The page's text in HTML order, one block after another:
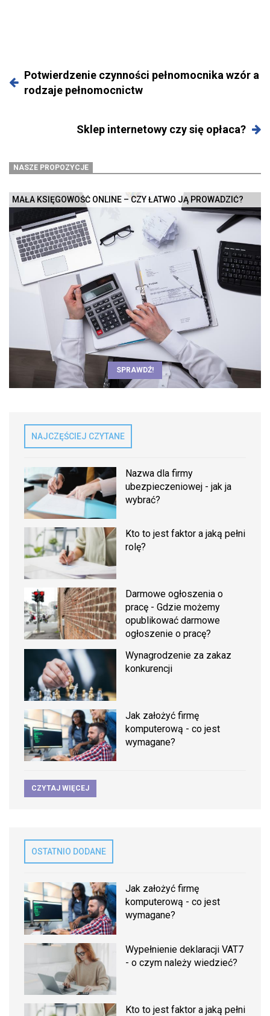
Potwierdzenie czynności pełnomocnika wzór a
rodzaje pełnomocnictw
Sklep internetowy czy się opłaca?
NASZE PROPOZYCJE
MAŁA KSIĘGOWOŚĆ ONLINE – CZY ŁATWO JĄ PROWADZIĆ?
SPRAWDŹ!
NAJCZĘŚCIEJ CZYTANE
Nazwa dla firmy
ubezpieczeniowej - jak ja
wybrać?
Kto to jest faktor a jaką pełni
rolę?
Darmowe ogłoszenia o
pracę - Gdzie możemy
opublikować darmowe
ogłoszenie o pracę?
Wynagrodzenie za zakaz
konkurencji
Jak założyć firmę
komputerową - co jest
wymagane?
CZYTAJ WIĘCEJ
OSTATNIO DODANE
Jak założyć firmę
komputerową - co jest
wymagane?
Wypełnienie deklaracji VAT7
- o czym należy wiedzieć?
Kto to jest faktor a jaką pełni